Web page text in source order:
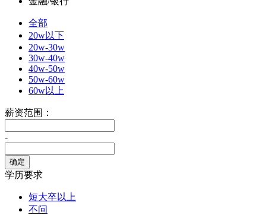
全部
20w以下
20w-30w
30w-40w
40w-50w
50w-60w
60w以上
薪资范围：
-
学历要求
短大卒以上
不问